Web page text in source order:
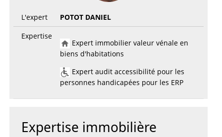
L'expert
POTOT DANIEL
Expertise
Expert immobilier valeur vénale en
biens d'habitations
Expert audit accessibilité pour les
personnes handicapées pour les ERP
Expertise immobilière